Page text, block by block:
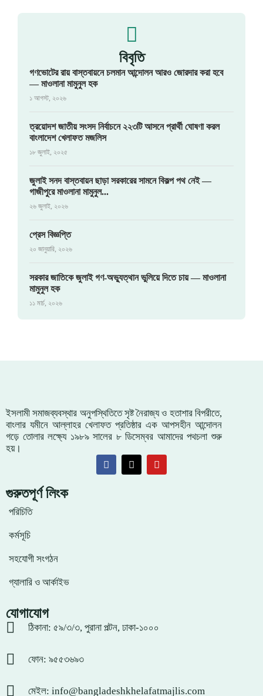
বিবৃতি
গণভোটের রায় বাস্তবায়নে চলমান আন্দোলন আরও জোরদার করা হবে
— মাওলানা মামুনুল হক
১ আগস্ট, ২০২৬
ত্রয়োদশ জাতীয় সংসদ নির্বাচনে ২২৩টি আসনে প্রার্থী ঘোষণা করল
বাংলাদেশ খেলাফত মজলিস
১৮ জুলাই, ২০২৫
জুলাই সনদ বাস্তবায়ন ছাড়া সরকারের সামনে বিকল্প পথ নেই —
গাজীপুরে মাওলানা মামুনুল...
২৬ জুলাই, ২০২৬
প্রেস বিজ্ঞপ্তি
২০ জানুয়ারি, ২০২৬
সরকার জাতিকে জুলাই গণ-অভ্যুত্থান ভুলিয়ে দিতে চায় — মাওলানা
মামুনুল হক
১১ মার্চ, ২০২৬
ইসলামী সমাজব্যবস্থার অনুপস্থিতিতে সৃষ্ট নৈরাজ্য ও হতাশার বিপরীতে,
বাংলার যমীনে আল্লাহর খেলাফত প্রতিষ্ঠার এক আপসহীন আন্দোলন
গড়ে তোলার লক্ষ্যে ১৯৮৯ সালের ৮ ডিসেম্বর আমাদের পথচলা শুরু
হয়।
গুরুতপূর্ণ লিংক
পরিচিতি
কর্মসূচি
সহযোগী সংগঠন
গ্যালারি ও আর্কাইভ
যোগাযোগ
ঠিকানা: ৫৯/৩/৩, পুরানা পল্টন, ঢাকা-১০০০
ফোন: ৯৫৫৩৬৯৩
মেইল: info@bangladeshkhelafatmajlis.com